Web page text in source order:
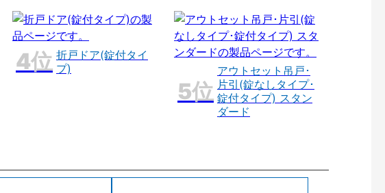
折戸ドア(錠付タイ
プ)
アウトセット吊戸･
片引(錠なしタイプ･
錠付タイプ) スタン
ダード